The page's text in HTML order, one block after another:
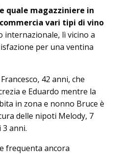
quale magazziniere in
vari tipi di vino
internazionale, lì vicino a
per una ventina
42 anni, che
e Eduardo mentre la
in zona e nonno Bruce è
delle nipoti Melody, 7
3 anni.
frequenta ancora